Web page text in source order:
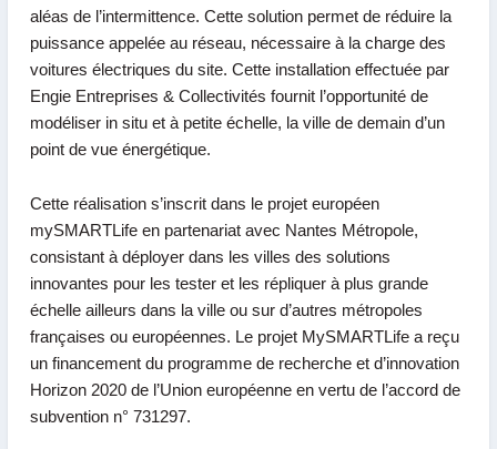
aléas de l’intermittence. Cette solution permet de réduire la
puissance appelée au réseau, nécessaire à la charge des
voitures électriques du site. Cette installation effectuée par
Engie Entreprises & Collectivités fournit l’opportunité de
modéliser in situ et à petite échelle, la ville de demain d’un
point de vue énergétique.
Cette réalisation s’inscrit dans le projet européen
mySMARTLife en partenariat avec Nantes Métropole,
consistant à déployer dans les villes des solutions
innovantes pour les tester et les répliquer à plus grande
échelle ailleurs dans la ville ou sur d’autres métropoles
françaises ou européennes. Le projet MySMARTLife a reçu
un financement du programme de recherche et d’innovation
Horizon 2020 de l’Union européenne en vertu de l’accord de
subvention n° 731297.